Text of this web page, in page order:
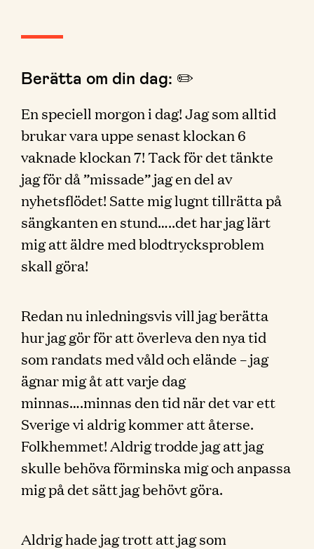
Berätta om din dag: ✏️
En speciell morgon i dag! Jag som alltid
brukar vara uppe senast klockan 6
vaknade klockan 7! Tack för det tänkte
jag för då ”missade” jag en del av
nyhetsflödet! Satte mig lugnt tillrätta på
sängkanten en stund…..det har jag lärt
mig att äldre med blodtrycksproblem
skall göra!
Redan nu inledningsvis vill jag berätta
hur jag gör för att överleva den nya tid
som randats med våld och elände – jag
ägnar mig åt att varje dag
minnas….minnas den tid när det var ett
Sverige vi aldrig kommer att återse.
Folkhemmet! Aldrig trodde jag att jag
skulle behöva förminska mig och anpassa
mig på det sätt jag behövt göra.
Aldrig hade jag trott att jag som